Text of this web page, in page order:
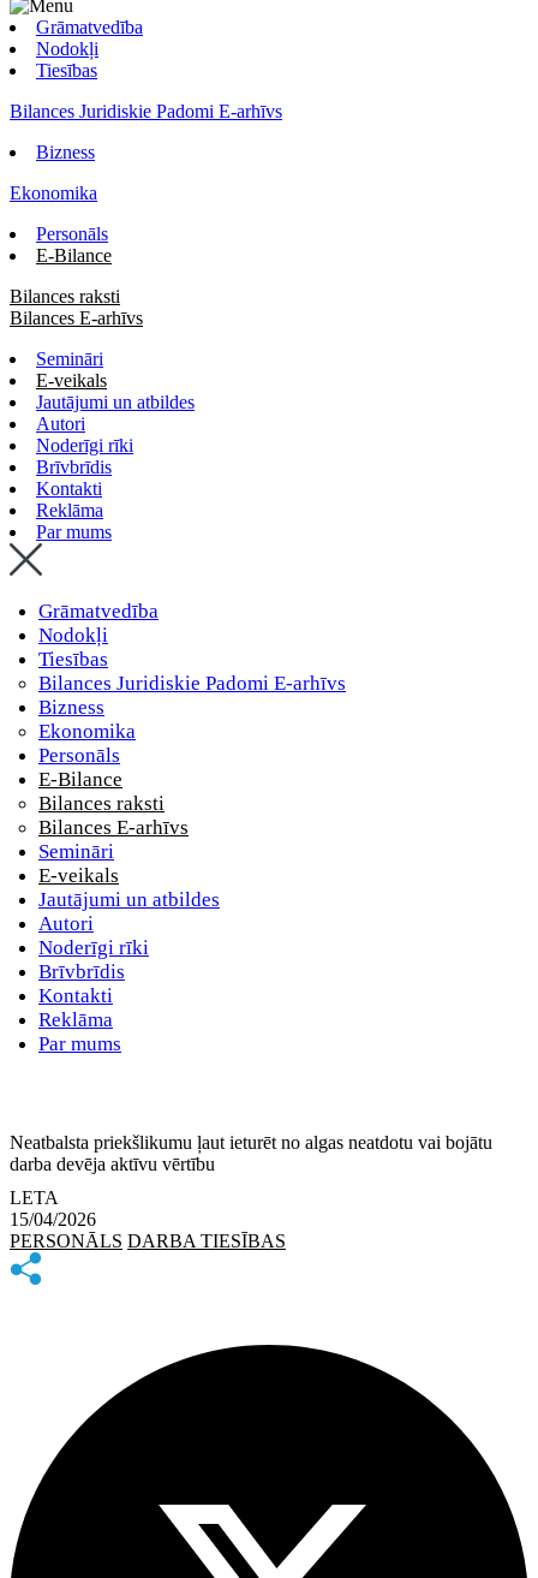
Grāmatvedība
Nodokļi
Tiesības
Bilances Juridiskie Padomi E-arhīvs
Bizness
Ekonomika
Personāls
E-Bilance
Bilances raksti
Bilances E-arhīvs
Semināri
E-veikals
Jautājumi un atbildes
Autori
Noderīgi rīki
Brīvbrīdis
Kontakti
Reklāma
Par mums
Grāmatvedība
Nodokļi
Tiesības
Bilances Juridiskie Padomi E-arhīvs
Bizness
Ekonomika
Personāls
E-Bilance
Bilances raksti
Bilances E-arhīvs
Semināri
E-veikals
Jautājumi un atbildes
Autori
Noderīgi rīki
Brīvbrīdis
Kontakti
Reklāma
Par mums
Neatbalsta priekšlikumu ļaut ieturēt no algas neatdotu vai bojātu
darba devēja aktīvu vērtību
LETA
15/04/2026
PERSONĀLS DARBA TIESĪBAS